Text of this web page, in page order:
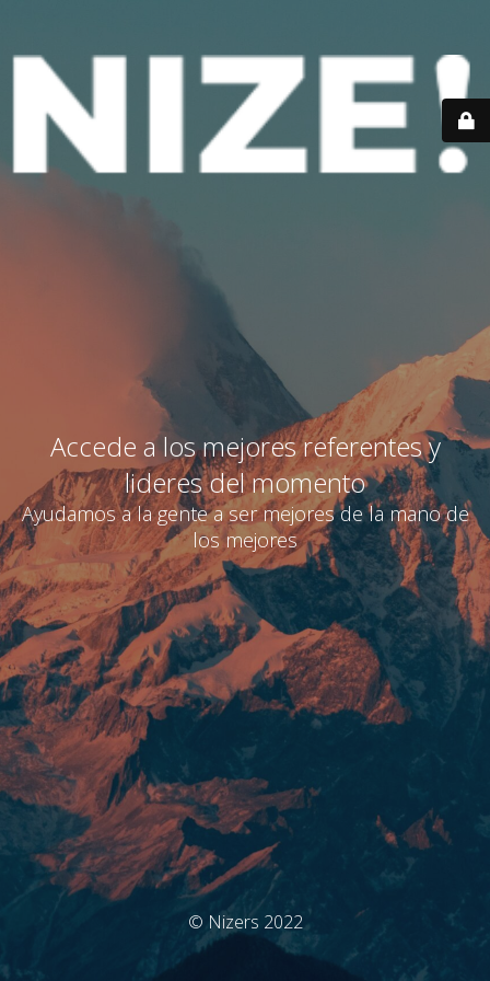
Accede a los mejores referentes y
lideres del momento
Ayudamos a la gente a ser mejores de la mano de
los mejores
© Nizers 2022